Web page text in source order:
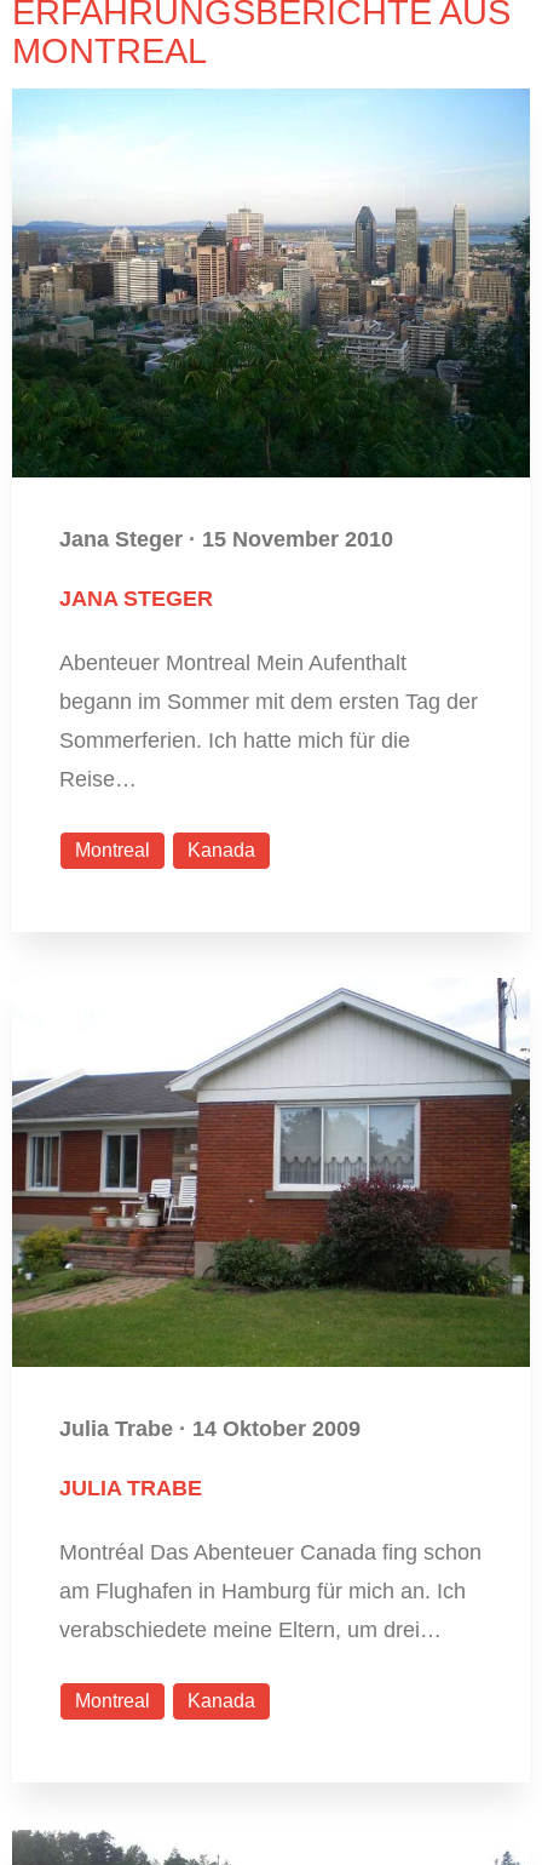
ERFAHRUNGSBERICHTE AUS
MONTREAL
Jana Steger · 15 November 2010
JANA STEGER
Abenteuer Montreal Mein Aufenthalt
begann im Sommer mit dem ersten Tag der
Sommerferien. Ich hatte mich für die
Reise…
Montreal Kanada
Julia Trabe · 14 Oktober 2009
JULIA TRABE
Montréal Das Abenteuer Canada fing schon
am Flughafen in Hamburg für mich an. Ich
verabschiedete meine Eltern, um drei…
Montreal Kanada